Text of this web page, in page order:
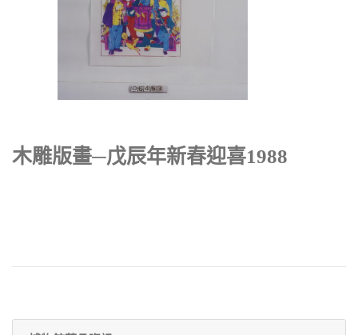
木雕版畫─戊辰年新春迎喜1988